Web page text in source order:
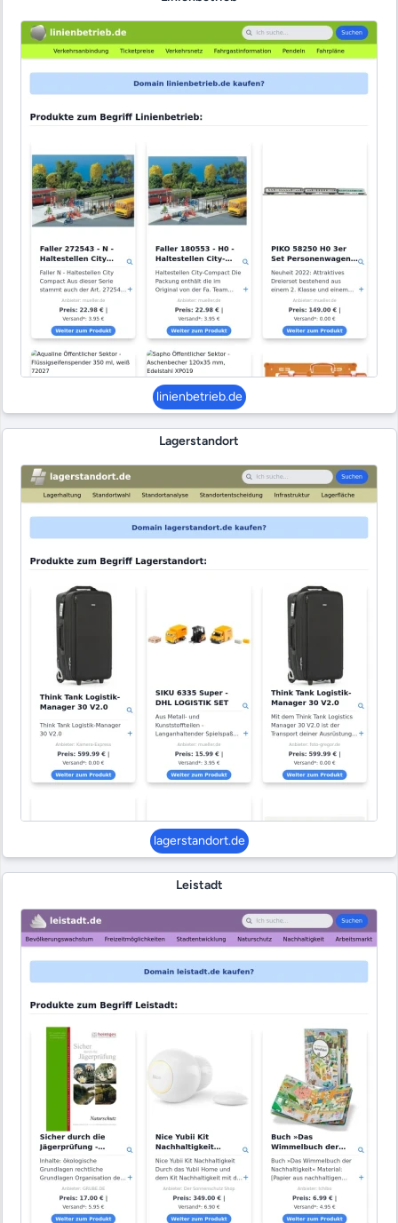
linienbetrieb.de
Lagerstandort
lagerstandort.de
Leistadt